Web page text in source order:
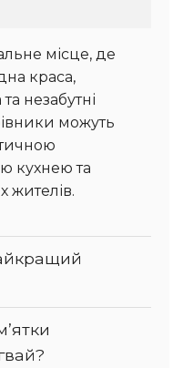
краса,
незабутні
можуть
кухнею та
жителів.